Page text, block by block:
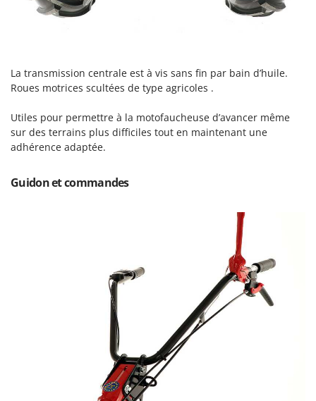
S.T.P.
Schnitzer
Seven Italy
Shark
Silky
Simatech
Sirman
Spice Electronics
Spring Protezione
La transmission centrale est à vis sans fin par bain d’huile.
Roues motrices scultées de type agricoles .
Utiles pour permettre à la motofaucheuse d’avancer même
sur des terrains plus difficiles tout en maintenant une
adhérence adaptée.
Guidon et commandes